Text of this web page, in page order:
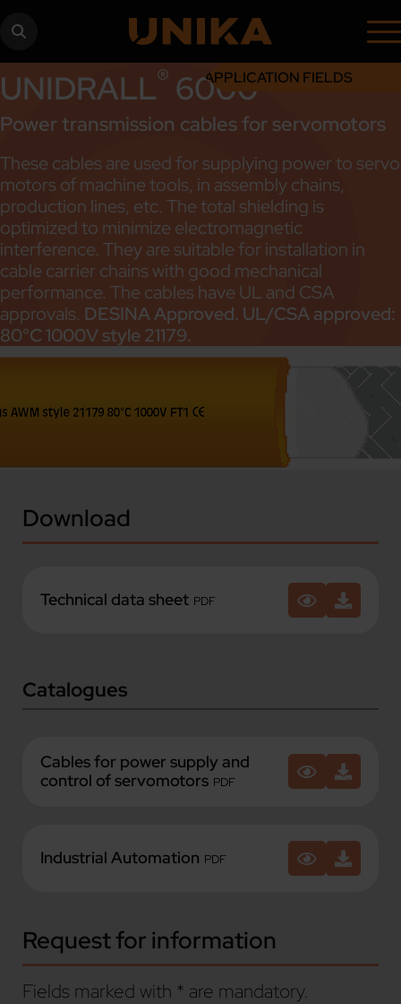
APPLICATION FIELDS
UNIDRALL® 6000
Power transmission cables for servomotors
These cables are used for supplying power to servo
motors of machine tools, in assembly chains,
production lines, etc. The total shielding is
optimized to minimize electromagnetic
interference. They are suitable for installation in
cable carrier chains with good mechanical
performance. The cables have UL and CSA
approvals. DESINA Approved. UL/CSA approved:
80°C 1000V style 21179.
Download
Technical data sheet PDF
Catalogues
Cables for power supply and
control of servomotors PDF
Industrial Automation PDF
Request for information
Fields marked with * are mandatory.